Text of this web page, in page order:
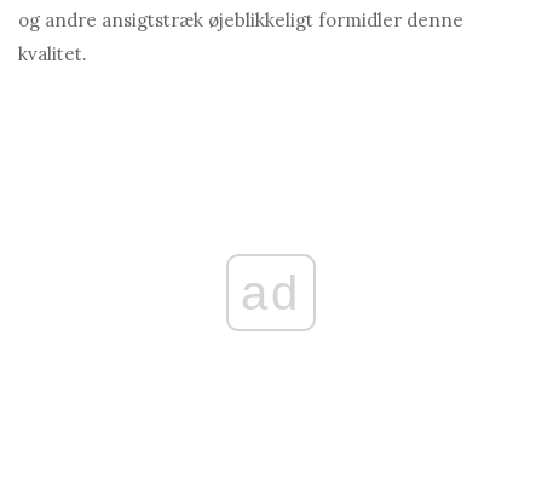
og andre ansigtstræk øjeblikkeligt formidler denne
kvalitet.
ad